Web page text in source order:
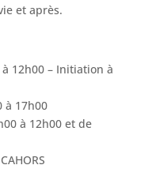
et après.
12h00 – Initiation à
à 17h00
à 12h00 et de